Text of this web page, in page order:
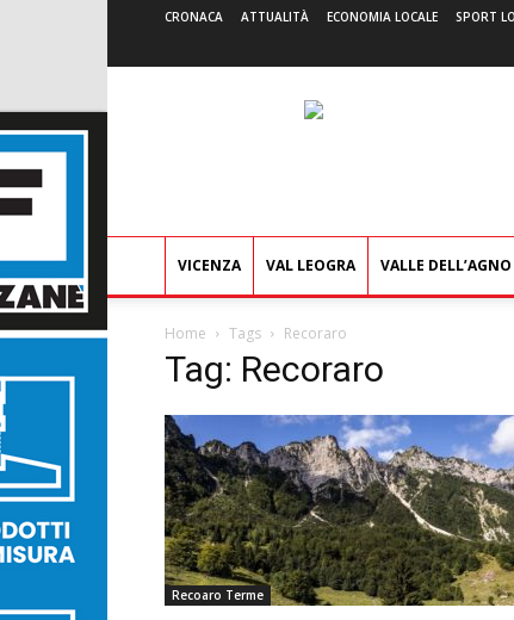
CRONACA ATTUALITÀ ECONOMIA LOCALE SPORT
VICENZA VAL LEOGRA VALLE DELL’AGNO
Home Tags Recoraro
Tag: Recoraro
Recoaro Terme